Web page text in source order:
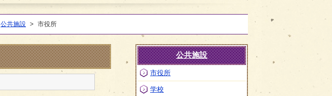
公共施設 > 市役所
公共施設
市役所
学校